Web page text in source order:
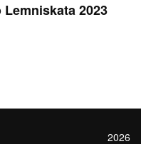
2023
2026